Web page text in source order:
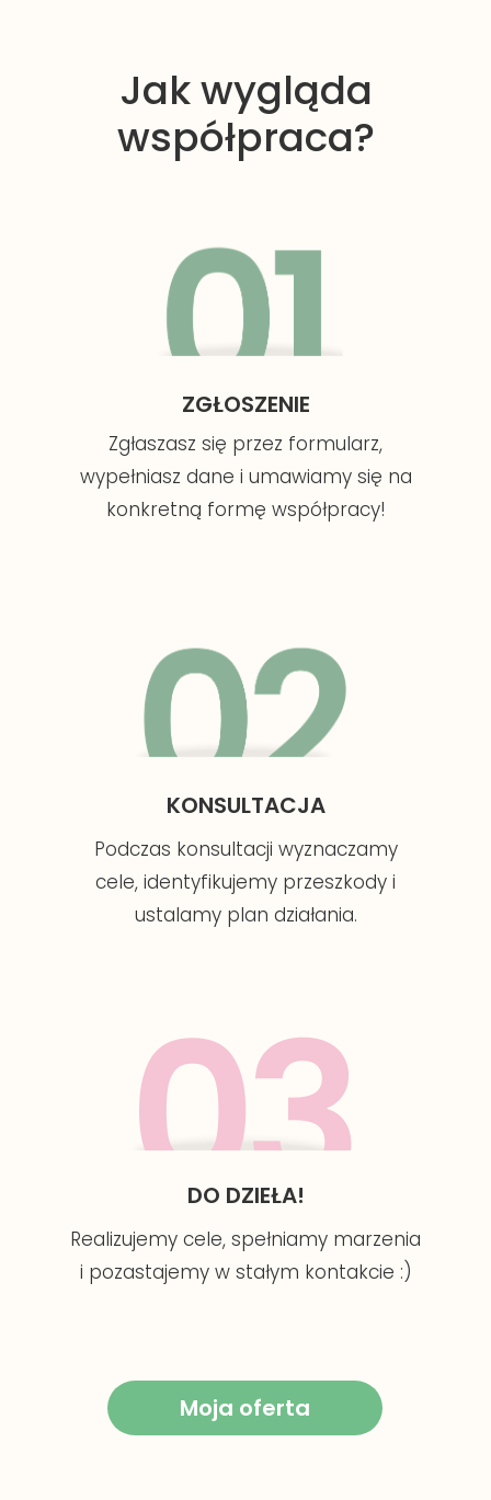
Jak wygląda
współpraca?
DO DZIEŁA!
Realizujemy cele, spełniamy marzenia
i pozastajemy w stałym kontakcie :)
KONSULTACJA
Podczas konsultacji wyznaczamy
cele, identyfikujemy przeszkody i
ustalamy plan działania.
ZGŁOSZENIE
Zgłaszasz się przez formularz,
wypełniasz dane i umawiamy się na
konkretną formę współpracy!
Moja oferta